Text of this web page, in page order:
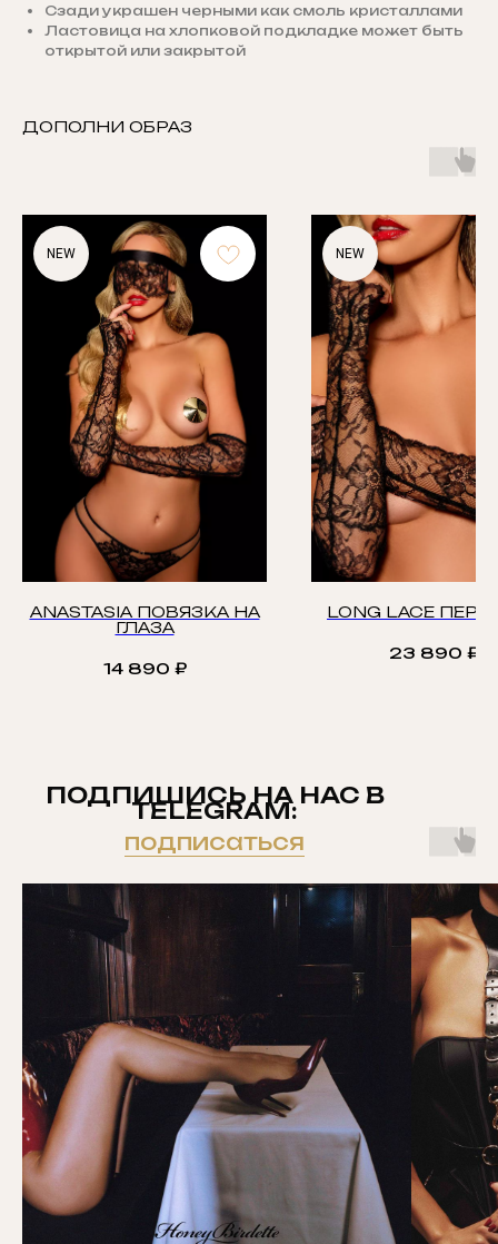
Сзади украшен черными как смоль кристаллами
Ластовица на хлопковой подкладке может быть
открытой или закрытой
ДОПОЛНИ ОБРАЗ
NEW
ANASTASIA ПОВЯЗКА НА
ГЛАЗА
14 890 ₽
NEW
LONG LACE
23 890 ₽
ПОДПИШИСЬ НА НАС В
TELEGRAM:
подписаться